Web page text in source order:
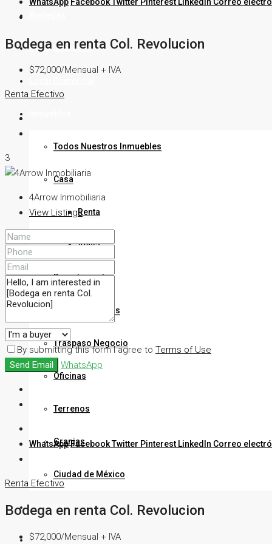
Departamentos
Todos Nuestros Inmuebles
Casa
Renta
Venta
Departamentos
Desarrolladoras
Traspaso Negocio
Oficinas
Terrenos
Granjas
Ciudad de México
Contacto
Bodega en renta Col. Revolucion
$72,000/Mensual + IVA
Renta Efectivo
3
4Arrow Inmobiliaria
View Listings
By submitting this form I agree to Terms of Use
Send Email
WhatsApp
WhatsAppFacebookTwitter Pinterest LinkedIn Correo
Renta Efectivo
Bodega en renta Col. Revolucion
$72,000/Mensual + IVA